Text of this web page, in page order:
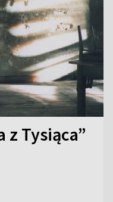
z Tysiąca”